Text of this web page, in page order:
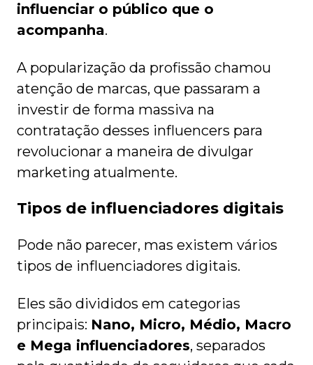
influenciar o público que o
acompanha.
A popularização da profissão chamou
atenção de marcas, que passaram a
investir de forma massiva na
contratação desses influencers para
revolucionar a maneira de divulgar
marketing atualmente.
Tipos de influenciadores digitais
Pode não parecer, mas existem vários
tipos de influenciadores digitais.
Eles são divididos em categorias
principais: Nano, Micro, Médio, Macro
e Mega influenciadores, separados